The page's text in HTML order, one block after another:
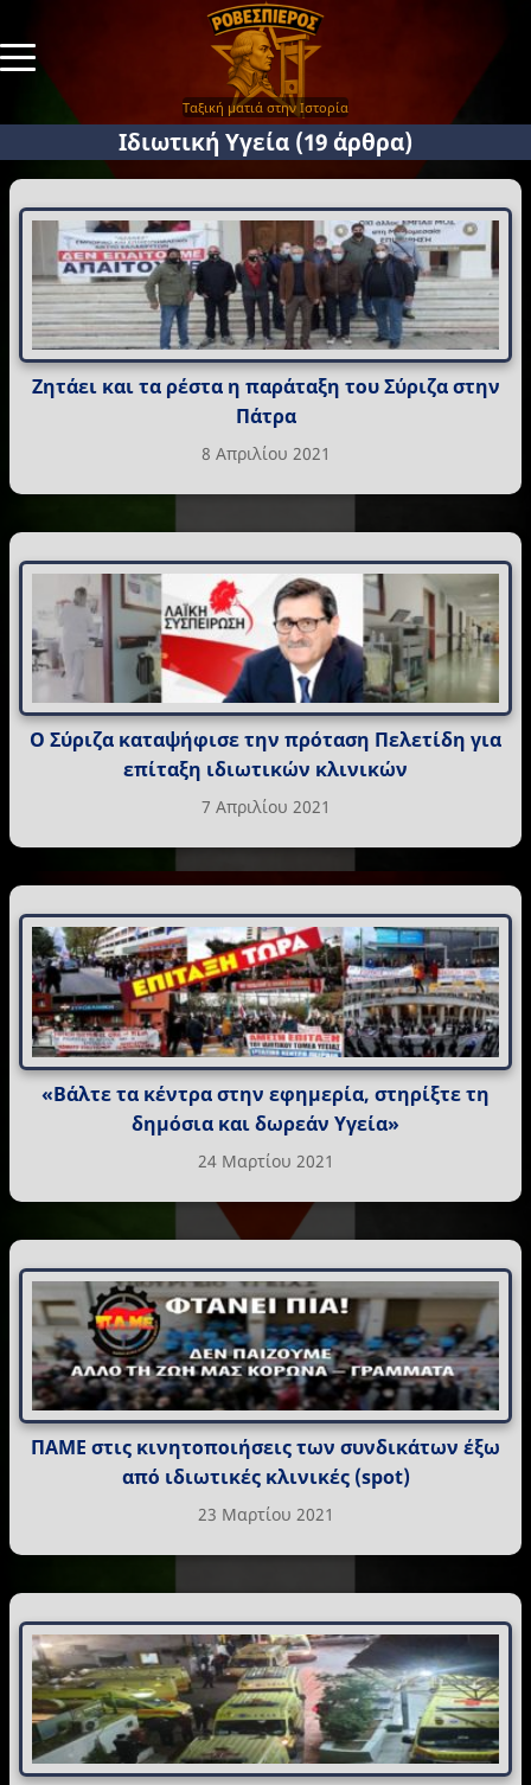
Ταξική ματιά στην Ιστορία
Ιδιωτική Υγεία (19 άρθρα)
Ζητάει και τα ρέστα η παράταξη του Σύριζα στην
Πάτρα
8 Απριλίου 2021
Ο Σύριζα καταψήφισε την πρόταση Πελετίδη για
επίταξη ιδιωτικών κλινικών
7 Απριλίου 2021
«Βάλτε τα κέντρα στην εφημερία, στηρίξτε τη
δημόσια και δωρεάν Υγεία»
24 Μαρτίου 2021
ΠΑΜΕ στις κινητοποιήσεις των συνδικάτων έξω
από ιδιωτικές κλινικές (spot)
23 Μαρτίου 2021